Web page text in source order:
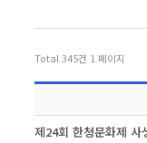
Total 345건 1 페이지